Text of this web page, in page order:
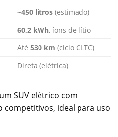
~450 litros (estimado)
60,2 kWh, íons de lítio
Até 530 km (ciclo CLTC)
Direta (elétrica)
SUV elétrico com
competitivos, ideal para uso